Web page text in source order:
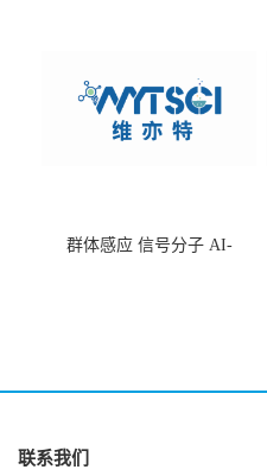
群体感应 信号分子 AI-
联系我们